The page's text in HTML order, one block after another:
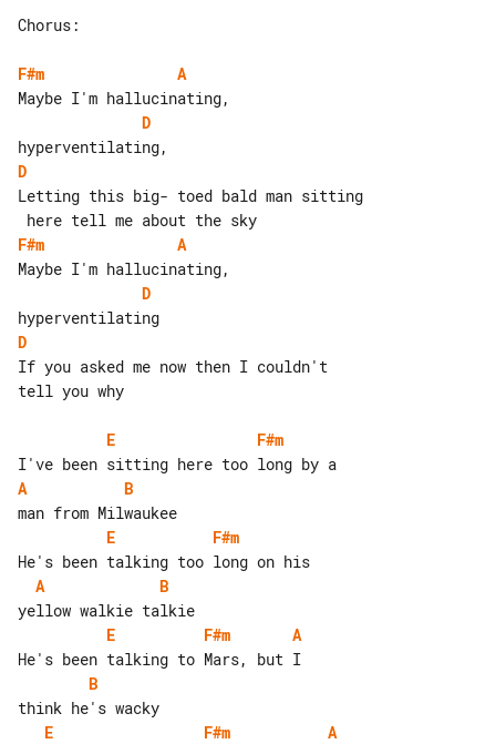
Chorus:
F#m
A
D
D
Letting this big- toed bald man sitting
F#m
A
D
D
If you asked me now then I couldn't
tell you why
E
F#m
A
B
E
F#m
A
B
E
F#m
A
B
E
F#m
A